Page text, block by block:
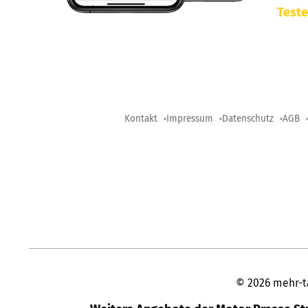
Kontakt Impressum Datenschutz AGB
© 2026 mehr-